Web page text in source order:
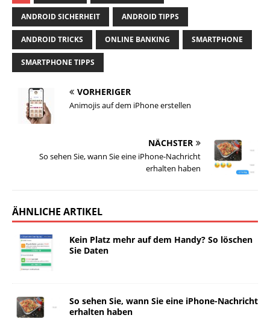
ANDROID SICHERHEIT ANDROID TIPPS
ANDROID TRICKS ONLINE BANKING SMARTPHONE
SMARTPHONE TIPPS
VORHERIGER
Animojis auf dem iPhone erstellen
NÄCHSTER
So sehen Sie, wann Sie eine iPhone-Nachricht
erhalten haben
ÄHNLICHE ARTIKEL
Kein Platz mehr auf dem Handy? So löschen
Sie Daten
So sehen Sie, wann Sie eine iPhone-Nachricht
erhalten haben